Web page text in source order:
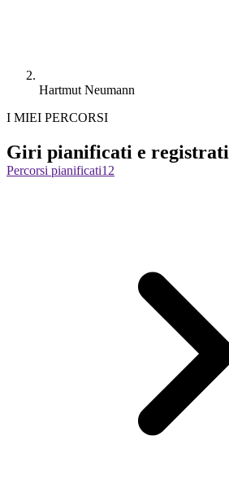
Hartmut Neumann
I MIEI PERCORSI
Giri pianificati e registrati
Percorsi pianificati12